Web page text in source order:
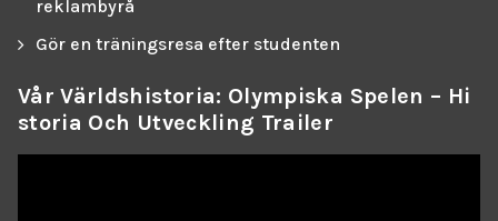
reklambyrå
Gör en träningsresa efter studenten
Vår Världshistoria: Olympiska Spelen – Hi
Storia Och Utveckling Trailer